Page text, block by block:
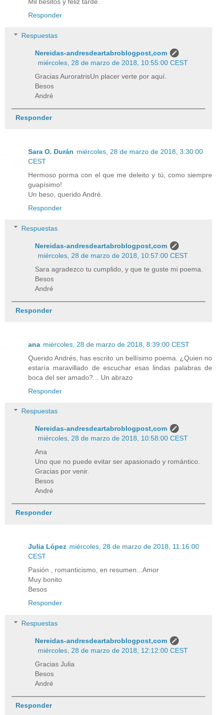
Mil besitos y feliz tarde.
Responder
Respuestas
Nereidas-andresdeartabroblogpost,com
miércoles, 28 de marzo de 2018, 10:55:00 CEST
Gracias AuroratrisUn placer verte por aquí.
Besos
André
Responder
Sara O. Durán miércoles, 28 de marzo de 2018, 3:30:00
CEST
Hermoso porma con el que me deleito y tú, como siempre
guapísimo!
Un beso, querido André.
Responder
Respuestas
Nereidas-andresdeartabroblogpost,com
miércoles, 28 de marzo de 2018, 10:57:00 CEST
Sara agradezco tu cumplido, y que te guste mi poema.
Besos
André
Responder
ana miércoles, 28 de marzo de 2018, 8:39:00 CEST
Querido Andrés, has escrito un bellísimo poema. ¿Quien no
estaría maravillado de escuchar esas lindas palabras de
boca del ser amado?... Un abrazo
Responder
Respuestas
Nereidas-andresdeartabroblogpost,com
miércoles, 28 de marzo de 2018, 10:58:00 CEST
Ana
Uno que no puede evitar ser apasionado y romántico.
Gracias por venir.
Besos
André
Responder
Julia López miércoles, 28 de marzo de 2018, 11:16:00
CEST
Pasión , romanticismo, en resumen...Amor
Muy bonito
Besos
Responder
Respuestas
Nereidas-andresdeartabroblogpost,com
miércoles, 28 de marzo de 2018, 12:12:00 CEST
Gracias Julia
Besos
André
Responder